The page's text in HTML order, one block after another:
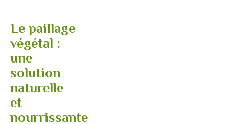
Le paillage
végétal :
une
solution
naturelle
et
nourrissante